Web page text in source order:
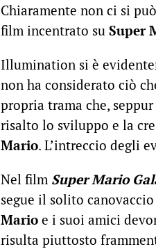
Chiaramente non ci si
film incentrato su Super
Illumination si è
non ha considerato ciò
propria trama che, seppur
risalto lo sviluppo e la
Mario. L’intreccio degli
Nel film Super Mario
segue il solito
Mario e i suoi amici
risulta piuttosto